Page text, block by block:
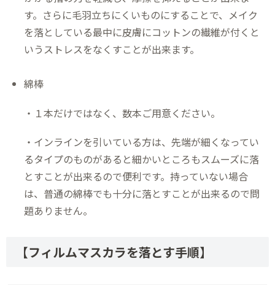
す。さらに毛羽立ちにくいものにすることで、メイク
を落としている最中に皮膚にコットンの繊維が付くと
いうストレスをなくすことが出来ます。
綿棒
・１本だけではなく、数本ご用意ください。
・インラインを引いている方は、先端が細くなってい
るタイプのものがあると細かいところもスムーズに落
とすことが出来るので便利です。持っていない場合
は、普通の綿棒でも十分に落とすことが出来るので問
題ありません。
【フィルムマスカラを落とす手順】